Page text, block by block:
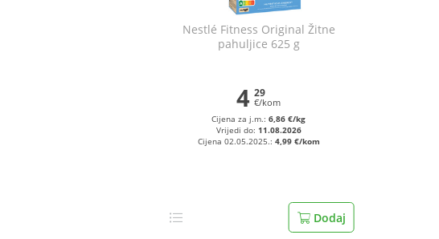
Nestlé Fitness Original Žitne
pahuljice 625 g
4 29
€/kom
Cijena za j.m.:6,86 €/kg
Vrijedi do: 11.08.2026
Cijena 02.05.2025.: 4,99 €/kom
Dodaj